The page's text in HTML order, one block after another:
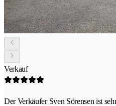
Verkauf
Der Verkäufer Sven Sörensen ist